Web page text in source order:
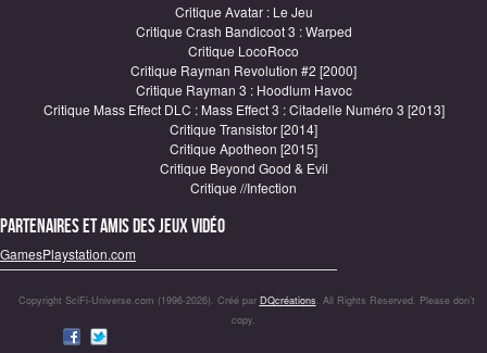
Critique Avatar : Le Jeu
Critique Crash Bandicoot 3 : Warped
Critique LocoRoco
Critique Rayman Revolution #2 [2000]
Critique Rayman 3 : Hoodlum Havoc
Critique Mass Effect DLC : Mass Effect 3 : Citadelle Numéro 3 [2013]
Critique Transistor [2014]
Critique Apotheon [2015]
Critique Beyond Good & Evil
Critique //Infection
Partenaires et amis des jeux vidéo
GamesPlaystation.com
Copyright SciFi-Universe.com (1996-2026). Créé par DQcréations. All Rights Reserved. Please don’t
copy.